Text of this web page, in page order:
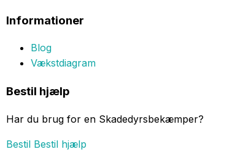
Informationer
Blog
Vækstdiagram
Bestil hjælp
Har du brug for en Skadedyrsbekæmper?
Bestil Bestil hjælp